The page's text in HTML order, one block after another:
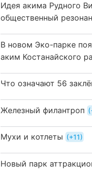
Идея акима Рудного
общественный
В новом Эко-парке
аким Костанайского
Что означают 56
Железный филантроп
Мухи и котлеты +11
Новый парк